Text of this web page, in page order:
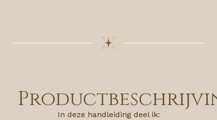
In deze handleiding deel ik: